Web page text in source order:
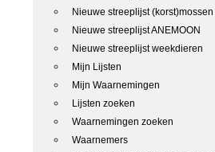
Nieuwe streeplijst (korst)mossen
Nieuwe streeplijst ANEMOON
Nieuwe streeplijst weekdieren
Mijn Lijsten
Mijn Waarnemingen
Lijsten zoeken
Waarnemingen zoeken
Waarnemers